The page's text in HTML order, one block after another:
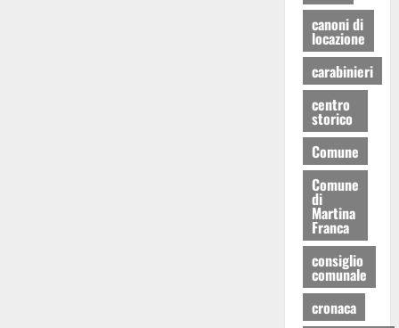
canoni di
locazione
carabinieri
centro
storico
Comune
Comune
di
Martina
Franca
consiglio
comunale
cronaca